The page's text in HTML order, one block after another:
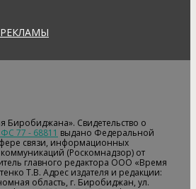
Биробиджана». Свидетельство о
77 - 68811 выдано Федеральной
связи, информационных
(Роскомнадзор) от
главного редактора ООО «Время
Т.В. Адрес издателя и редакции:
область, г. Биробиджан, ул.